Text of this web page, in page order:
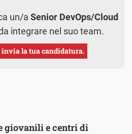
un/a Senior DevOps/Cloud
integrare nel suo team.
invia la tua candidatura.
giovanili e centri di